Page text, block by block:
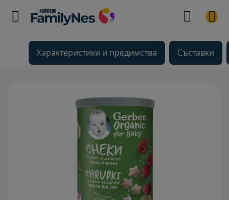
Характеристики и предимства Съставки